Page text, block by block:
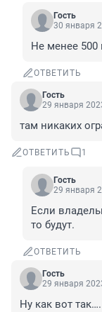
Гость
30 января
Не менее 500
ОТВЕТИТЬ
Гость
29 января
там никаких
ОТВЕТИТЬ 1
Гость
29 января
Если
то будут.
ОТВЕТИТЬ
Гость
29 января
Ну как вот так….